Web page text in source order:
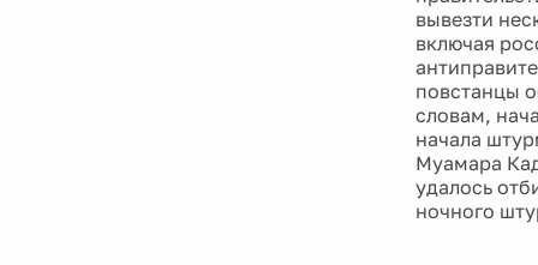
вывезти
включая
повстанцы
словам,
начала
Муамара
удалось
ночного